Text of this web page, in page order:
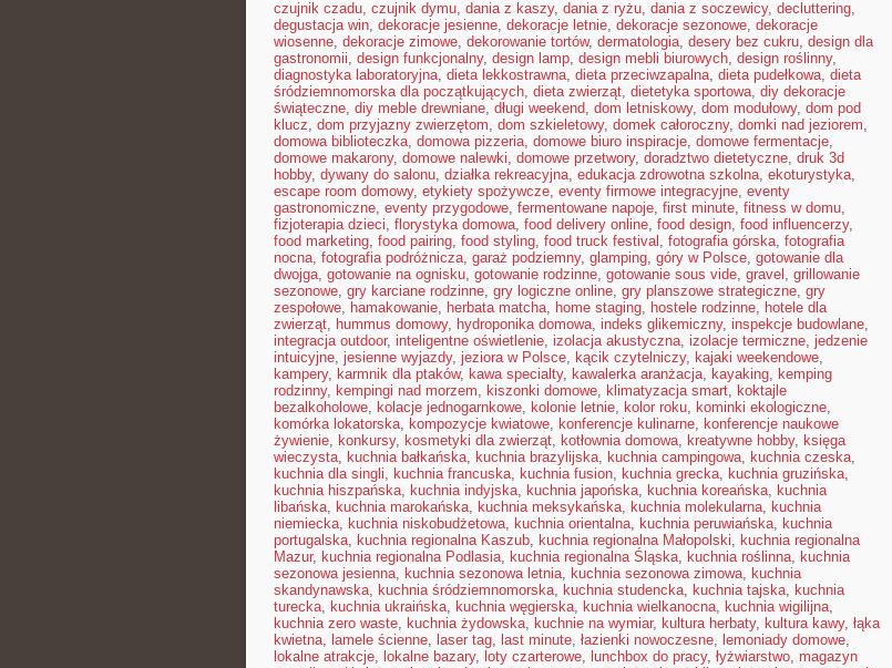
czujnik czadu, czujnik dymu, dania z kaszy, dania z ryżu, dania z soczewicy, decluttering,
degustacja win, dekoracje jesienne, dekoracje letnie, dekoracje sezonowe, dekoracje
wiosenne, dekoracje zimowe, dekorowanie tortów, dermatologia, desery bez cukru, design dla
gastronomii, design funkcjonalny, design lamp, design mebli biurowych, design roślinny,
diagnostyka laboratoryjna, dieta lekkostrawna, dieta przeciwzapalna, dieta pudełkowa, dieta
śródziemnomorska dla początkujących, dieta zwierząt, dietetyka sportowa, diy dekoracje
świąteczne, diy meble drewniane, długi weekend, dom letniskowy, dom modułowy, dom pod
klucz, dom przyjazny zwierzętom, dom szkieletowy, domek całoroczny, domki nad jeziorem,
domowa biblioteczka, domowa pizzeria, domowe biuro inspiracje, domowe fermentacje,
domowe makarony, domowe nalewki, domowe przetwory, doradztwo dietetyczne, druk 3d
hobby, dywany do salonu, działka rekreacyjna, edukacja zdrowotna szkolna, ekoturystyka,
escape room domowy, etykiety spożywcze, eventy firmowe integracyjne, eventy
gastronomiczne, eventy przygodowe, fermentowane napoje, first minute, fitness w domu,
fizjoterapia dzieci, florystyka domowa, food delivery online, food design, food influencerzy,
food marketing, food pairing, food styling, food truck festival , fotografia górska, fotografia
nocna, fotografia podróżnicza, garaż podziemny, glamping, góry w Polsce, gotowanie dla
dwojga, gotowanie na ognisku, gotowanie rodzinne, gotowanie sous vide, gravel , grillowanie
sezonowe, gry karciane rodzinne, gry logiczne online, gry planszowe strategiczne, gry
zespołowe, hamakowanie, herbata matcha, home staging, hostele rodzinne, hotele dla
zwierząt, hummus domowy, hydroponika domowa, indeks glikemiczny, inspekcje budowlane,
integracja outdoor, inteligentne oświetlenie, izolacja akustyczna, izolacje termiczne, jedzenie
intuicyjne, jesienne wyjazdy, jeziora w Polsce, kącik czytelniczy, kajaki weekendowe,
kampery, karmnik dla ptaków, kawa specialty, kawalerka aranżacja, kayaking, kemping
rodzinny, kempingi nad morzem, kiszonki domowe, klimatyzacja smart, koktajle
bezalkoholowe, kolacje jednogarnkowe, kolonie letnie, kolor roku, kominki ekologiczne,
komórka lokatorska, kompozycje kwiatowe, konferencje kulinarne, konferencje naukowe
żywienie, konkursy, kosmetyki dla zwierząt, kotłownia domowa, kreatywne hobby, księga
wieczysta, kuchnia bałkańska, kuchnia brazylijska, kuchnia campingowa, kuchnia czeska,
kuchnia dla singli, kuchnia francuska, kuchnia fusion, kuchnia grecka, kuchnia gruzińska,
kuchnia hiszpańska, kuchnia indyjska, kuchnia japońska, kuchnia koreańska, kuchnia
libańska, kuchnia marokańska, kuchnia meksykańska, kuchnia molekularna, kuchnia
niemiecka, kuchnia niskobudżetowa, kuchnia orientalna, kuchnia peruwiańska, kuchnia
portugalska, kuchnia regionalna Kaszub, kuchnia regionalna Małopolski, kuchnia regionalna
Mazur, kuchnia regionalna Podlasia, kuchnia regionalna Śląska, kuchnia roślinna, kuchnia
sezonowa jesienna, kuchnia sezonowa letnia, kuchnia sezonowa zimowa, kuchnia
skandynawska, kuchnia śródziemnomorska, kuchnia studencka, kuchnia tajska, kuchnia
turecka, kuchnia ukraińska, kuchnia węgierska, kuchnia wielkanocna, kuchnia wigilijna,
kuchnia zero waste, kuchnia żydowska, kuchnie na wymiar, kultura herbaty, kultura kawy, łąka
kwietna, lamele ścienne, laser tag, last minute, łazienki nowoczesne, lemoniady domowe,
lokalne atrakcje, lokalne bazary, loty czarterowe, lunchbox do pracy, łyżwiarstwo, magazyn